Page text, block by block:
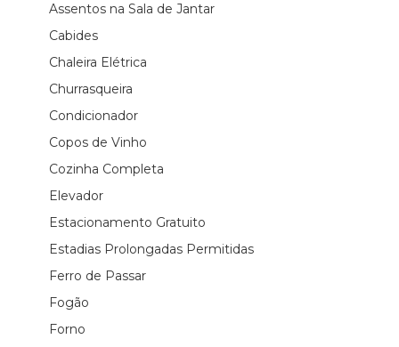
Assentos na Sala de Jantar
Cabides
Chaleira Elétrica
Churrasqueira
Condicionador
Copos de Vinho
Cozinha Completa
Elevador
Estacionamento Gratuito
Estadias Prolongadas Permitidas
Ferro de Passar
Fogão
Forno